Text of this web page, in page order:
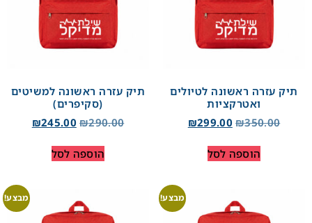
תיק עזרה ראשונה לטיולים
ואטרקציות
₪350.00
₪299.00
הוספה לסל
תיק עזרה ראשונה למשיטים
(סקיפרים)
₪290.00
₪245.00
הוספה לסל
מבצע! מבצע!